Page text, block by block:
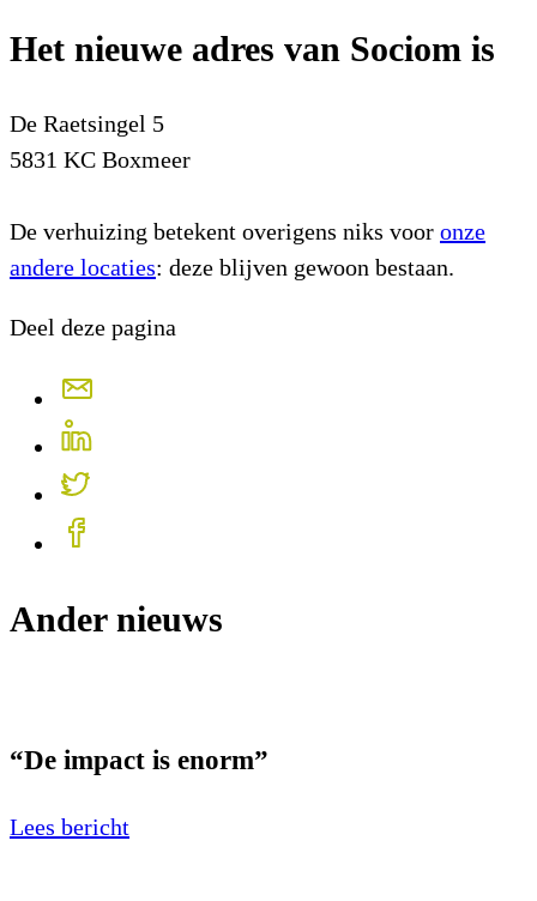
Het nieuwe adres van Sociom is
De Raetsingel 5
5831 KC Boxmeer
De verhuizing betekent overigens niks voor onze
andere locaties: deze blijven gewoon bestaan.
Deel deze pagina
Ander nieuws
“De impact is enorm”
Lees bericht